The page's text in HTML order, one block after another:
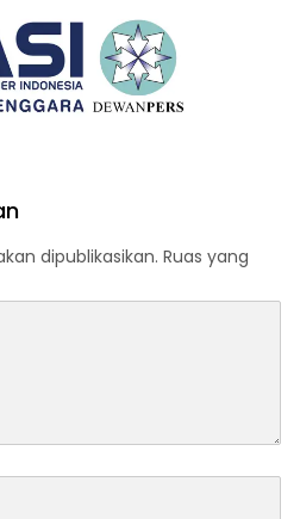
dipublikasikan. Ruas yang